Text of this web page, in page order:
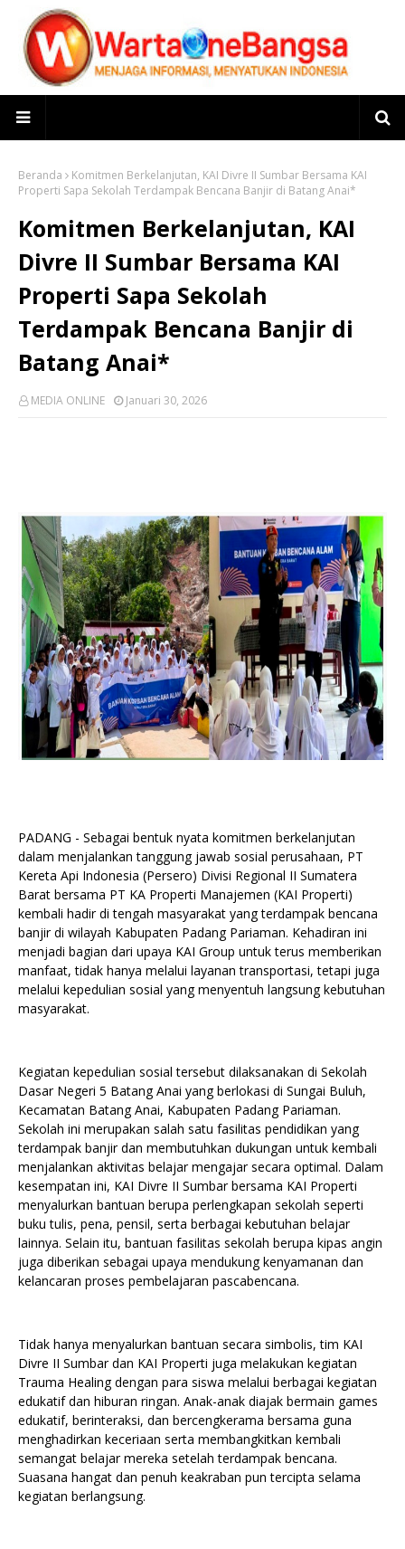
Beranda
Komitmen Berkelanjutan, KAI Divre II Sumbar Bersama KAI
Properti Sapa Sekolah Terdampak Bencana Banjir di Batang Anai*
Komitmen Berkelanjutan, KAI
Divre II Sumbar Bersama KAI
Properti Sapa Sekolah
Terdampak Bencana Banjir di
Batang Anai*
MEDIA ONLINE Januari 30, 2026
PADANG - Sebagai bentuk nyata komitmen berkelanjutan
dalam menjalankan tanggung jawab sosial perusahaan, PT
Kereta Api Indonesia (Persero) Divisi Regional II Sumatera
Barat bersama PT KA Properti Manajemen (KAI Properti)
kembali hadir di tengah masyarakat yang terdampak bencana
banjir di wilayah Kabupaten Padang Pariaman. Kehadiran ini
menjadi bagian dari upaya KAI Group untuk terus memberikan
manfaat, tidak hanya melalui layanan transportasi, tetapi juga
melalui kepedulian sosial yang menyentuh langsung kebutuhan
masyarakat.
Kegiatan kepedulian sosial tersebut dilaksanakan di Sekolah
Dasar Negeri 5 Batang Anai yang berlokasi di Sungai Buluh,
Kecamatan Batang Anai, Kabupaten Padang Pariaman.
Sekolah ini merupakan salah satu fasilitas pendidikan yang
terdampak banjir dan membutuhkan dukungan untuk kembali
menjalankan aktivitas belajar mengajar secara optimal. Dalam
kesempatan ini, KAI Divre II Sumbar bersama KAI Properti
menyalurkan bantuan berupa perlengkapan sekolah seperti
buku tulis, pena, pensil, serta berbagai kebutuhan belajar
lainnya. Selain itu, bantuan fasilitas sekolah berupa kipas angin
juga diberikan sebagai upaya mendukung kenyamanan dan
kelancaran proses pembelajaran pascabencana.
Tidak hanya menyalurkan bantuan secara simbolis, tim KAI
Divre II Sumbar dan KAI Properti juga melakukan kegiatan
Trauma Healing dengan para siswa melalui berbagai kegiatan
edukatif dan hiburan ringan. Anak-anak diajak bermain games
edukatif, berinteraksi, dan bercengkerama bersama guna
menghadirkan keceriaan serta membangkitkan kembali
semangat belajar mereka setelah terdampak bencana.
Suasana hangat dan penuh keakraban pun tercipta selama
kegiatan berlangsung.